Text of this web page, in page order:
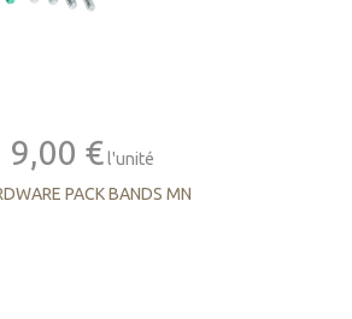
9,00 € l'unité
PACK BANDS MN